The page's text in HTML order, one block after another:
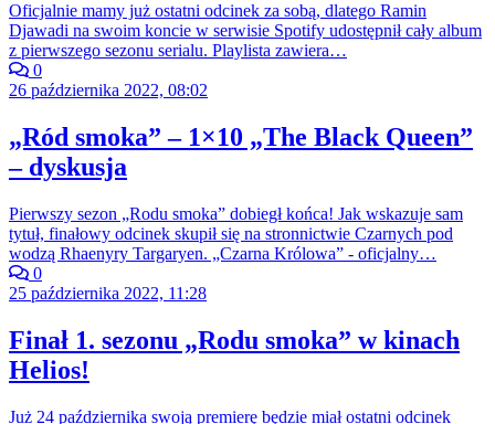
Oficjalnie mamy już ostatni odcinek za sobą, dlatego Ramin
Djawadi na swoim koncie w serwisie Spotify udostępnił cały album
z pierwszego sezonu serialu. Playlista zawiera…
0
26 października 2022, 08:02
„Ród smoka” – 1×10 „The Black Queen”
– dyskusja
Pierwszy sezon „Rodu smoka” dobiegł końca! Jak wskazuje sam
tytuł, finałowy odcinek skupił się na stronnictwie Czarnych pod
wodzą Rhaenyry Targaryen. „Czarna Królowa” - oficjalny…
0
25 października 2022, 11:28
Finał 1. sezonu „Rodu smoka” w kinach
Helios!
Już 24 października swoją premierę będzie miał ostatni odcinek